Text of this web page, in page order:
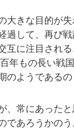
きな目的が
して、再び
互に注目され
年もの長い戦
ようであるの
常にあった
であろうかのう